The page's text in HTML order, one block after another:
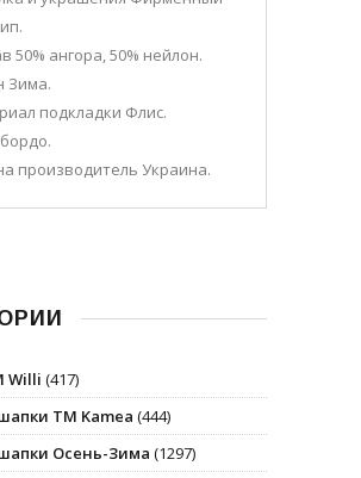
50% ангора, 50% нейлон.
Зима.
подкладки Флис.
производитель Украина.
Willi (417)
ТМ Kamea (444)
Осень-Зима (1297)